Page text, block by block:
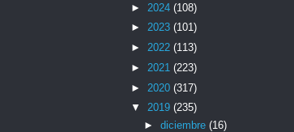
► 2024 (108)
► 2023 (101)
► 2022 (113)
► 2021 (223)
► 2020 (317)
▼ 2019 (235)
► diciembre (16)